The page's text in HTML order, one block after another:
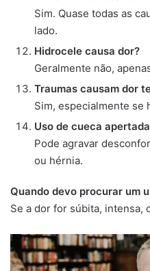
Sim. Quase todas as
lado.
Hidrocele causa dor?
Geralmente não,
Traumas causam dor
Sim, especialmente se
Uso de cueca
Pode agravar
ou hérnia.
Quando devo procurar um
Se a dor for súbita, intensa,